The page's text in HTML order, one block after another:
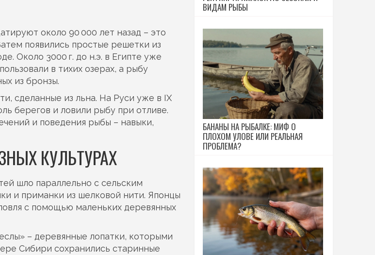
около 90 000 лет назад – это
появились простые решетки из
Около 3000 г. до н.э. в Египте уже
в тихих озерах, а рыбу
из бронзы.
сделанные из льна. На Руси уже в IX
берегов и ловили рыбу при отливе.
и поведения рыбы – навыки,
КУЛЬТУРАХ
шло параллельно с сельским
и приманки из шелковой нити. Японцы
с помощью маленьких деревянных
– деревянные лопатки, которыми
Сибири сохранились старинные
ВИДАМ РЫБЫ
БАНАНЫ НА РЫБАЛКЕ: МИФ О
ПЛОХОМ УЛОВЕ ИЛИ РЕАЛЬНАЯ
ПРОБЛЕМА?